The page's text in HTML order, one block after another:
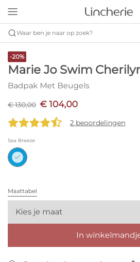
Waar ben je naar op zoek?
-20%
Marie Jo Swim
Badpak Met Beugels
€ 130,00 € 104,00
2 beoordelingen
Sea Breeze
Maattabel
Kies je maat
In